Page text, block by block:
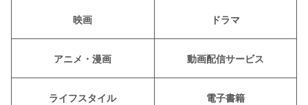
映画 ドラマ
アニメ・漫画 動画配信サービス
ライフスタイル 電子書籍